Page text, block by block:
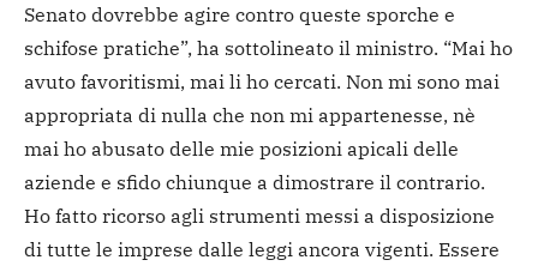
Senato dovrebbe agire contro queste sporche e
schifose pratiche”, ha sottolineato il ministro. “Mai ho
avuto favoritismi, mai li ho cercati. Non mi sono mai
appropriata di nulla che non mi appartenesse, nè
mai ho abusato delle mie posizioni apicali delle
aziende e sfido chiunque a dimostrare il contrario.
Ho fatto ricorso agli strumenti messi a disposizione
di tutte le imprese dalle leggi ancora vigenti. Essere